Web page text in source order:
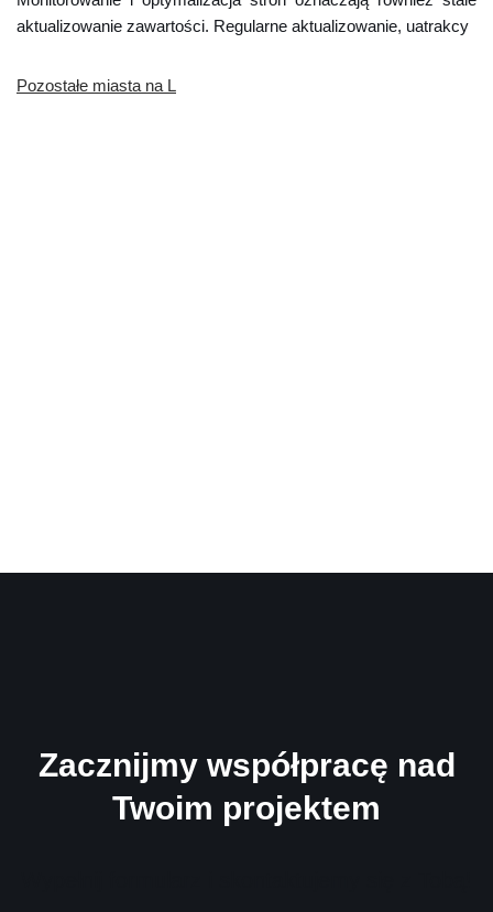
aktualizowanie zawartości. Regularne aktualizowanie, uatrakcy
Pozostałe miasta na L
Zacznijmy współpracę nad
Twoim projektem